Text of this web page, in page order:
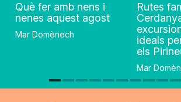
Què fer amb nens i
nenes aquest agost
Mar Domènech
Rutes
ideals
els
Mar